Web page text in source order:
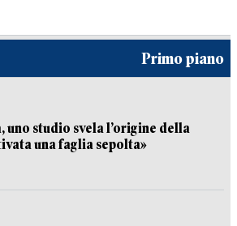
Primo piano
uno studio svela l’origine della
una faglia sepolta»